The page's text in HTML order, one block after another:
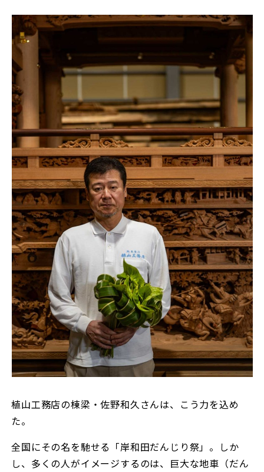
植山工務店の棟梁・佐野和久さんは、こう力を込め
た。
全国にその名を馳せる「岸和田だんじり祭」。しか
し、多くの人がイメージするのは、巨大な地車（だん